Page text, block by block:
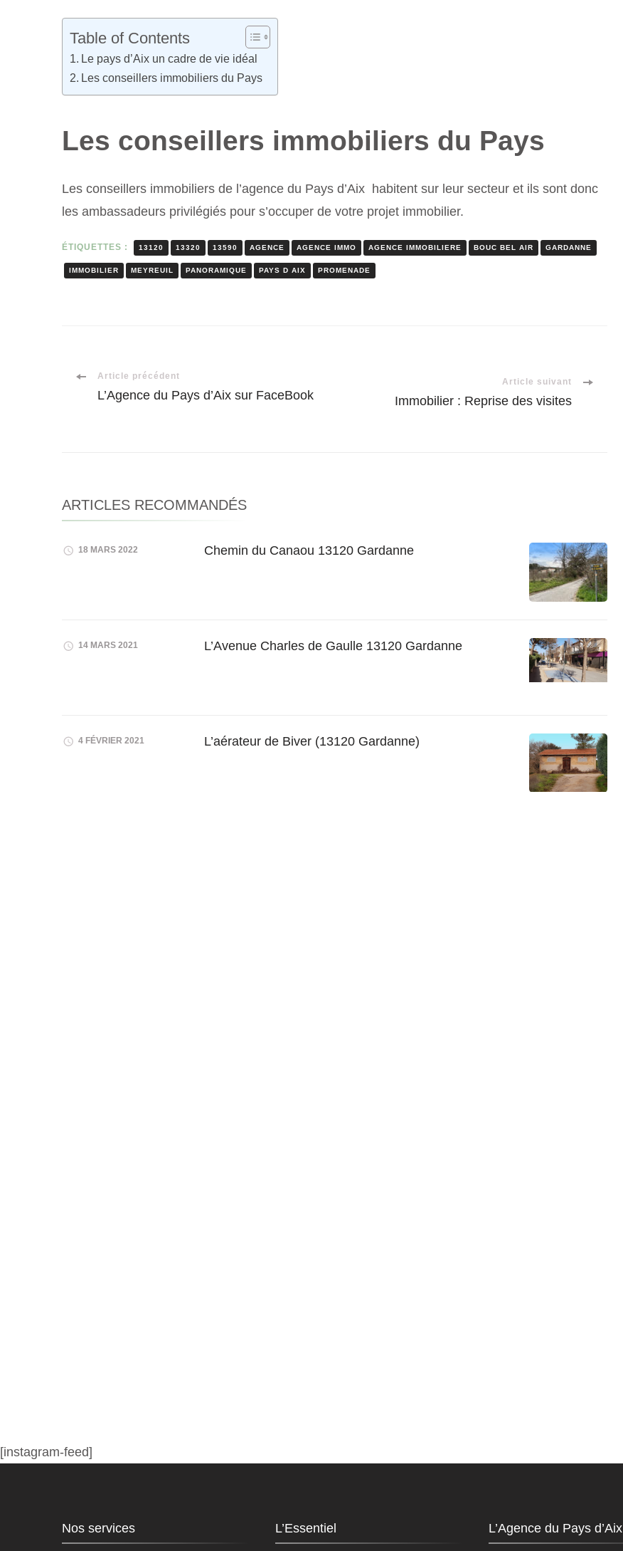
Table of Contents
Le pays d’Aix un cadre de vie idéal
Les conseillers immobiliers du Pays
Les conseillers immobiliers du Pays
Les conseillers immobiliers de l’agence du Pays d’Aix habitent sur leur secteur et ils sont donc
les ambassadeurs privilégiés pour s’occuper de votre projet immobilier.
ÉTIQUETTES : 13120 13320 13590 AGENCE AGENCE IMMO AGENCE IMMOBILIERE BOUC BEL AIR GARDANNE
IMMOBILIER MEYREUIL PANORAMIQUE PAYS D AIX PROMENADE
Navigation
Article précédent
L’Agence du Pays d’Aix sur FaceBook
Article suivant
Immobilier : Reprise des visites
ARTICLES RECOMMANDÉS
18 MARS 2022 Chemin du Canaou 13120 Gardanne
14 MARS 2021 L’Avenue Charles de Gaulle 13120 Gardanne
4 FÉVRIER 2021 L’aérateur de Biver (13120 Gardanne)
[instagram-feed]
Nos services L’Essentiel L’Agence du Pays d’Aix